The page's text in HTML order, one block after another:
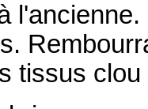
tissus